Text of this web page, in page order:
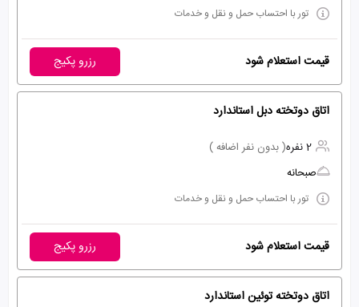
تور با احتساب حمل و نقل و خدمات
قیمت استعلام شود رزرو پکیج
اتاق دوتخته دبل استاندارد
2 نفره
( بدون نفر اضافه )
صبحانه
تور با احتساب حمل و نقل و خدمات
قیمت استعلام شود رزرو پکیج
اتاق دوتخته توئین استاندارد